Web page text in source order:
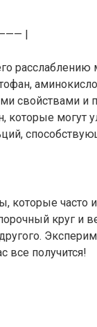
|
и
могут
часто
круг и
все получится!